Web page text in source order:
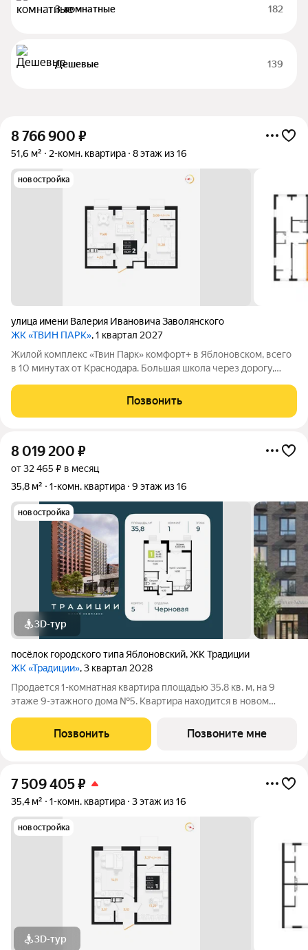
3-комнатные 182
Дешевые 139
8 766 900 ₽
51,6 м² 2-комн. квартира 8 этаж из 16
новостройка
улица имени Валерия Ивановича Заволянского
ЖК «ТВИН ПАРК», 1 квартал 2027
Жилой комплекс «Твин Парк» комфорт+ в Яблоновском, всего
в 10 минутах от Краснодара. Большая школа через дорогу,
магазины, кафе и остановки. Два кирпично-монолитных
корпуса по 16 этажей
Позвонить
8 019 200 ₽
от 32 465 ₽ в месяц
35,8 м²
1-комн. квартира 9 этаж из 16
новостройка
3D-тур
посёлок городского типа Яблоновский,ЖК Традиции
ЖК «Традиции», 3 квартал 2028
Продается 1-комнатная квартира площадью 35.8 кв. м, на 9
этаже 9-этажного дома №5. Квартира находится в новом
Каждая семья состоит из традиций от больших, передающихся
из поколения в
Позвонить Позвоните мне
7 509 405₽
35,4 м² 1-комн. квартира 3 этаж из 16
новостройка
3D-тур